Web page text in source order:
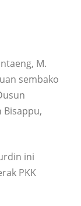
M.
sembako
Bisappu,
ini
PKK